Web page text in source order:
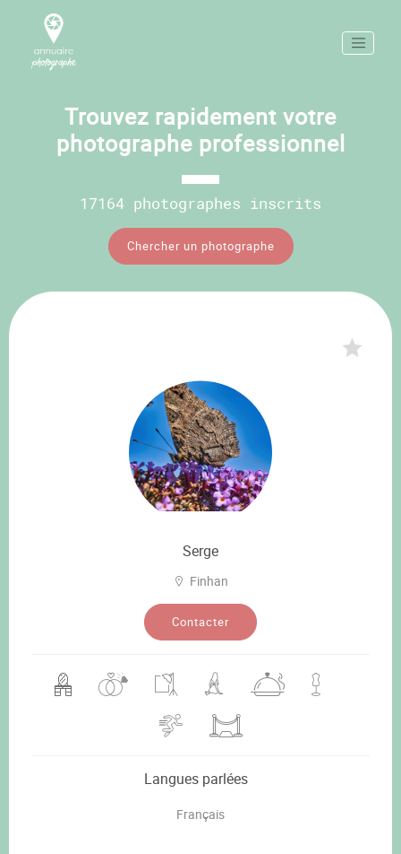
Trouvez rapidement votre
photographe professionnel
17164 photographes inscrits
Chercher un photographe
Serge
Finhan
Contacter
Langues parlées
Français